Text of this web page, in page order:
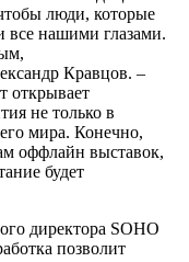
люди, которые
все нашими глазами.
Кравцов. –
открывает
не только в
мира. Конечно,
оффлайн выставок,
будет
директора SOHO
позволит